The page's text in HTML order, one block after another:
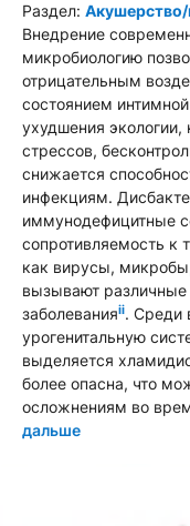
Раздел: Акушерство/
Внедрение
микробиологию
отрицательным
состоянием
ухудшения экологии,
стрессов,
снижается
инфекциям.
иммунодефицитные
сопротивляемость к
как вирусы,
вызывают различные
заболеванияii. Среди
урогенитальную
выделяется
более опасна, что
осложнениям во
дальше